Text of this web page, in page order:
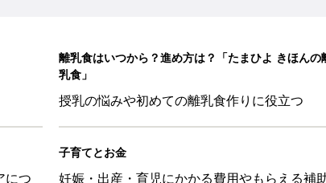
守る、CLO(Chief Life Officer)拝命。[ハハのさけび #103]
わ！」「肌着・パジャマ・Tシャツも！」買うべき夏アイテム